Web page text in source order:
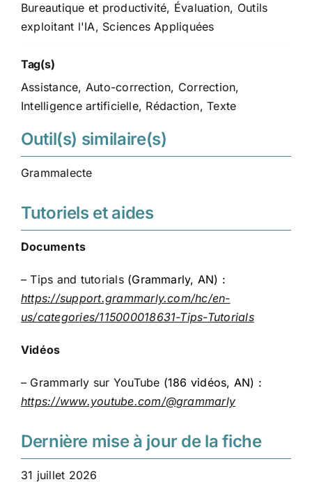
Bureautique et productivité, Évaluation, Outils
exploitant l'IA, Sciences Appliquées
Tag(s)
Assistance, Auto-correction, Correction,
Intelligence artificielle, Rédaction,Texte
Outil(s) similaire(s)
Grammalecte
Tutoriels et aides
Documents
– Tips and tutorials (Grammarly, AN) :
https://support.grammarly.com/hc/en-
us/categories/115000018631-Tips-Tutorials
Vidéos
– Grammarly sur YouTube (186 vidéos, AN) :
https://www.youtube.com/@grammarly
Dernière mise à jour de la fiche
31 juillet 2026